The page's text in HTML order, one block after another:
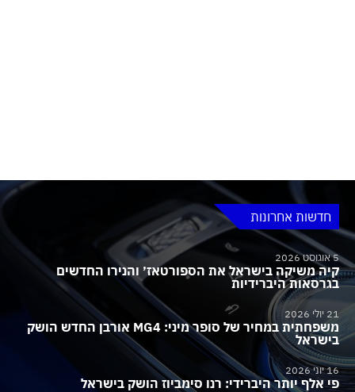
חדשות אחרונות
5 אוגוסט 2026
קיה משיקה בישראל את הספורטאז׳ והנירו החדשים
בגרסאות היברידיות
21 יולי 2026
משפחתית במחיר של סופר מיני: MG4 אורבן החדש הושק
בישראל
16 יוני 2026
פי אלף יותר היברידי: רנו סימביוז הושק בישראל